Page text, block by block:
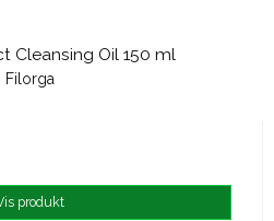
Cleansing Oil 150 ml
Filorga
produkt